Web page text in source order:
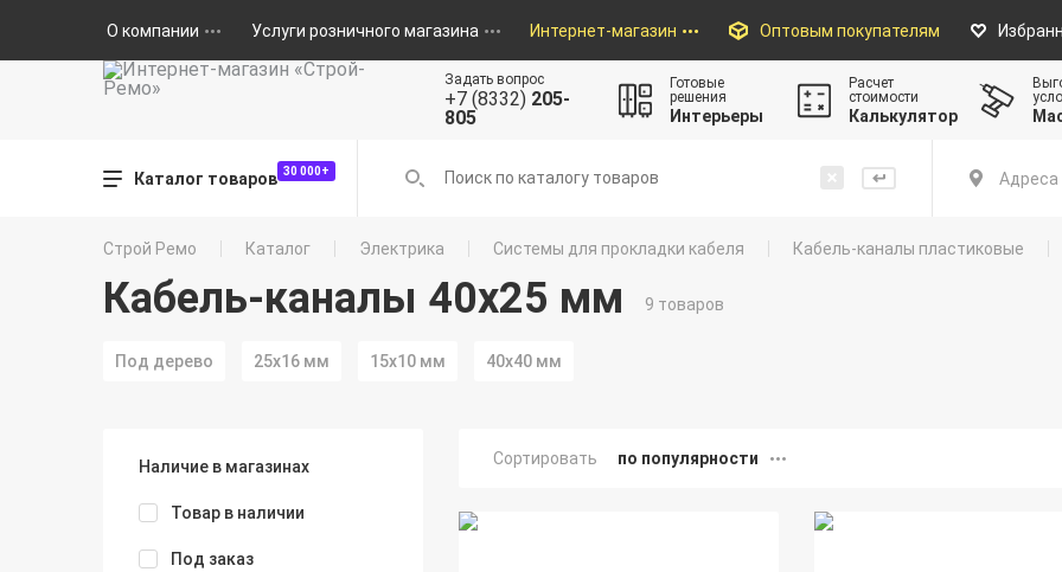
О компании Услуги розничного магазина Интернет-магазин Оптовым покупателям
Задать вопрос
+7 (8332) 205-
805
Готовые
решения
Интерьеры
Расчет
стоимости
Калькулятор
Каталог товаров 30 000+ Адреса
Строй Ремо Каталог Электрика Системы для прокладки кабеля Кабель-каналы пластиковые
Кабель-каналы 40х25 мм 9 товаров
Под дерево 25х16 мм 15х10 мм 40x40 мм
Наличие в магазинах
Товар в наличии
Под заказ
Сортировать по популярности